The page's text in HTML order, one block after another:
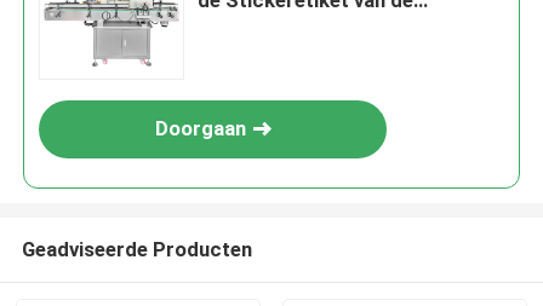
Doorgaan
Geadviseerde Producten